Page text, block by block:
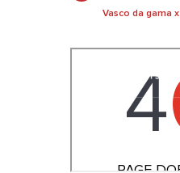
Vasco da gama